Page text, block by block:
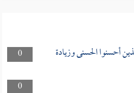
0 أحسنوا الحسنى وزيادة
0